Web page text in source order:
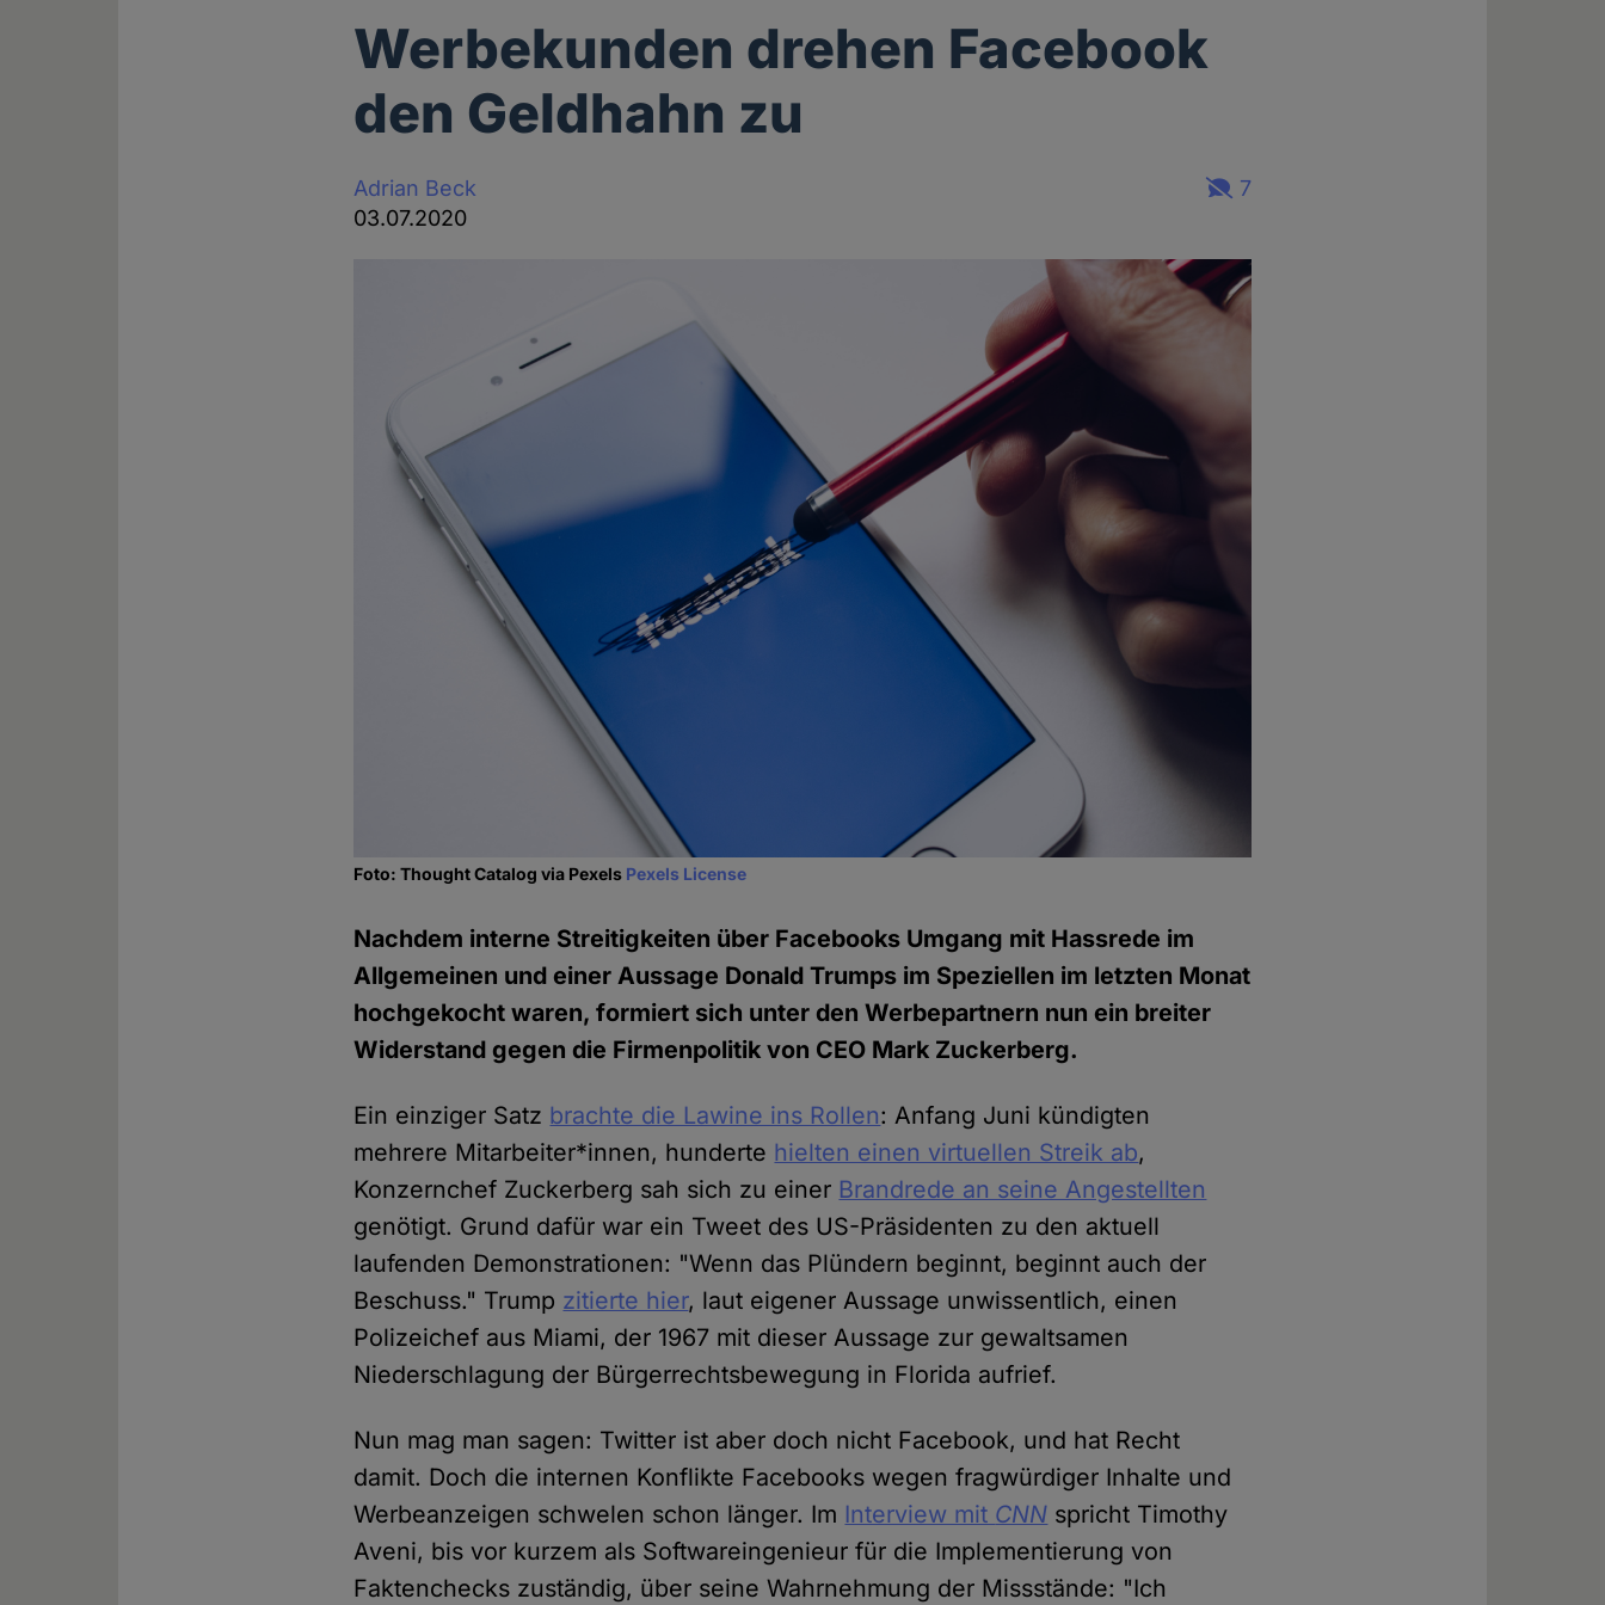
Werbekunden drehen Facebook
den Geldhahn zu
Adrian Beck
03.07.2020
7
Foto: Thought Catalog via Pexels Pexels License
Nachdem interne Streitigkeiten über Facebooks Umgang mit Hassrede im
Allgemeinen und einer Aussage Donald Trumps im Speziellen im letzten Monat
hochgekocht waren, formiert sich unter den Werbepartnern nun ein breiter
Widerstand gegen die Firmenpolitik von CEO Mark Zuckerberg.
Ein einziger Satz brachte die Lawine ins Rollen: Anfang Juni kündigten
mehrere Mitarbeiter*innen, hunderte hielten einen virtuellen Streik ab,
Konzernchef Zuckerberg sah sich zu einer Brandrede an seine Angestellten
genötigt. Grund dafür war ein Tweet des US-Präsidenten zu den aktuell
laufenden Demonstrationen: "Wenn das Plündern beginnt, beginnt auch der
Beschuss." Trump zitierte hier, laut eigener Aussage unwissentlich, einen
Polizeichef aus Miami, der 1967 mit dieser Aussage zur gewaltsamen
Niederschlagung der Bürgerrechtsbewegung in Florida aufrief.
Nun mag man sagen: Twitter ist aber doch nicht Facebook, und hat Recht
damit. Doch die internen Konflikte Facebooks wegen fragwürdiger Inhalte und
Werbeanzeigen schwelen schon länger. Im Interview mit CNN spricht Timothy
Aveni, bis vor kurzem als Softwareingenieur für die Implementierung von
Faktenchecks zuständig, über seine Wahrnehmung der Missstände: "Ich